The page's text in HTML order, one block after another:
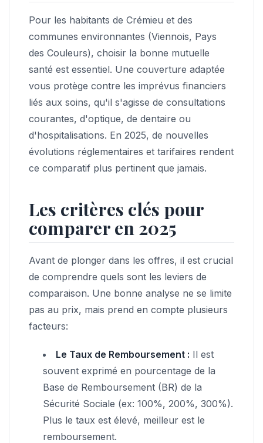
Pour les habitants de Crémieu et des
communes environnantes (Viennois, Pays
des Couleurs), choisir la bonne mutuelle
santé est essentiel. Une couverture adaptée
vous protège contre les imprévus financiers
liés aux soins, qu'il s'agisse de consultations
courantes, d'optique, de dentaire ou
d'hospitalisations. En 2025, de nouvelles
évolutions réglementaires et tarifaires rendent
ce comparatif plus pertinent que jamais.
Les critères clés pour
comparer en 2025
Avant de plonger dans les offres, il est crucial
de comprendre quels sont les leviers de
comparaison. Une bonne analyse ne se limite
pas au prix, mais prend en compte plusieurs
facteurs:
Le Taux de Remboursement : Il est
souvent exprimé en pourcentage de la
Base de Remboursement (BR) de la
Sécurité Sociale (ex: 100%, 200%, 300%).
Plus le taux est élevé, meilleur est le
remboursement.